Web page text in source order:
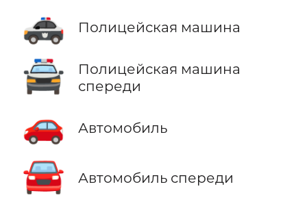
🚓 Полицейская машина
🚔
Полицейская машина
спереди
🚗 Автомобиль
🚘 Автомобиль спереди